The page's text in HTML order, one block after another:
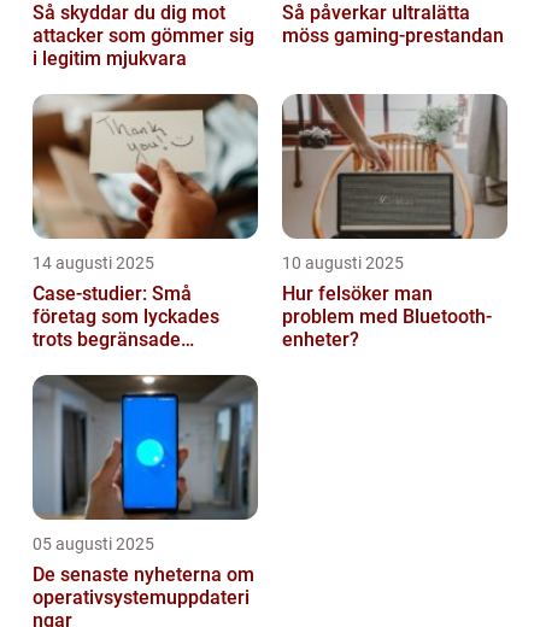
Så skyddar du dig mot
attacker som gömmer sig
i legitim mjukvara
Så påverkar ultralätta
möss gaming-prestandan
14 augusti 2025
Case-studier: Små
företag som lyckades
trots begränsade
10 augusti 2025
Hur felsöker man
problem med Bluetooth-
enheter?
05 augusti 2025
De senaste nyheterna om
operativsystemuppdateri
ngar